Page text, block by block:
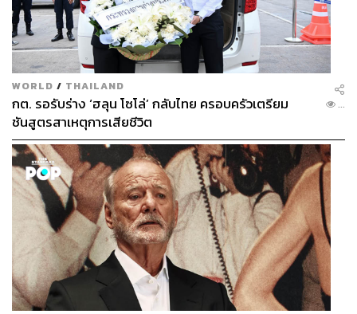
WORLD / THAILAND
กต. รอรับร่าง ‘ฮลุน โซโล่’ กลับไทย ครอบครัวเตรียม
ชันสูตรสาเหตุการเสียชีวิต
...